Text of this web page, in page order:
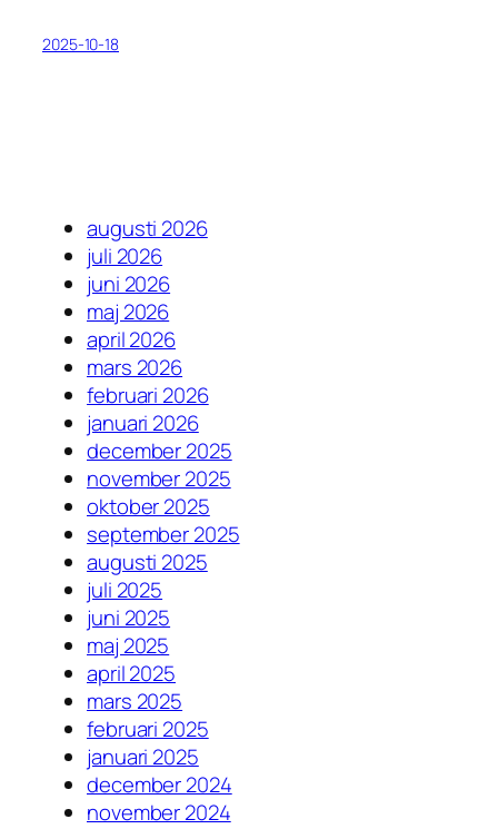
2025-10-18
augusti 2026
juli 2026
juni 2026
maj 2026
april 2026
mars 2026
februari 2026
januari 2026
december 2025
november 2025
oktober 2025
september 2025
augusti 2025
juli 2025
juni 2025
maj 2025
april 2025
mars 2025
februari 2025
januari 2025
december 2024
november 2024